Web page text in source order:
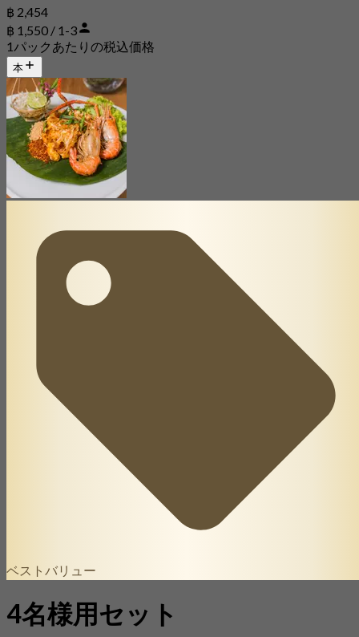
฿ 2,454
฿ 1,550 / 1-3
1パックあたりの税込価格
本
ベストバリュー
4名様用セット